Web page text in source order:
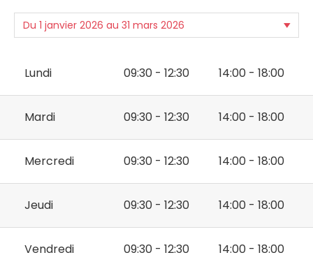
Lundi 09:30 - 12:30 14:00 - 18:00
Mardi 09:30 - 12:30 14:00 - 18:00
Mercredi 09:30 - 12:30 14:00 - 18:00
Jeudi 09:30 - 12:30 14:00 - 18:00
Vendredi 09:30 - 12:30 14:00 - 18:00